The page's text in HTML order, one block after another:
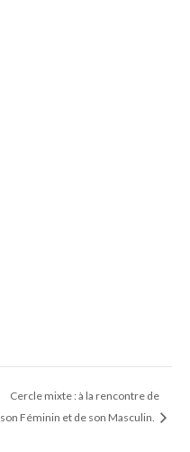
Cercle mixte : à la rencontre de
son Féminin et de son Masculin.